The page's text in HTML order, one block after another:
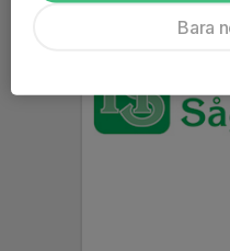
Bara